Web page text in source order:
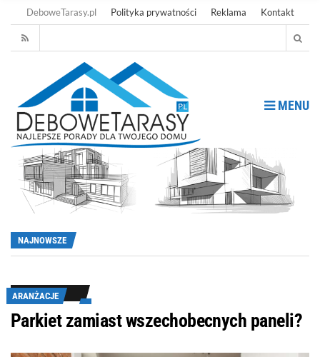
DeboweTarasy.pl Polityka prywatności Reklama Kontakt
MENU
NAJNOWSZE
ARANŻACJE
Parkiet zamiast wszechobecnych paneli?